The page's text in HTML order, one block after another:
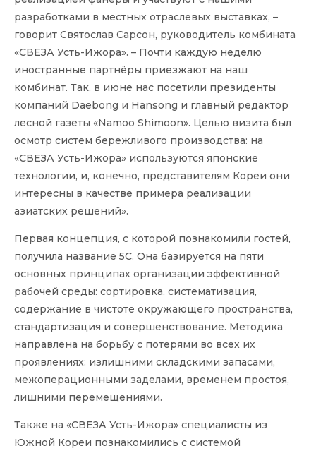
разработками в местных отраслевых выставках, –
говорит Святослав Сарсон, руководитель комбината
«СВЕЗА Усть-Ижора». – Почти каждую неделю
иностранные партнёры приезжают на наш
комбинат. Так, в июне нас посетили президенты
компаний Daebong и Hansong и главный редактор
лесной газеты «Namoo Shimoon». Целью визита был
осмотр систем бережливого производства: на
«СВЕЗА Усть-Ижора» используются японские
технологии, и, конечно, представителям Кореи они
интересны в качестве примера реализации
азиатских решений».
Первая концепция, с которой познакомили гостей,
получила название 5С. Она базируется на пяти
основных принципах организации эффективной
рабочей среды: сортировка, систематизация,
содержание в чистоте окружающего пространства,
стандартизация и совершенствование. Методика
направлена на борьбу с потерями во всех их
проявлениях: излишними складскими запасами,
межоперационными заделами, временем простоя,
лишними перемещениями.
Также на «СВЕЗА Усть-Ижора» специалисты из
Южной Кореи познакомились с системой